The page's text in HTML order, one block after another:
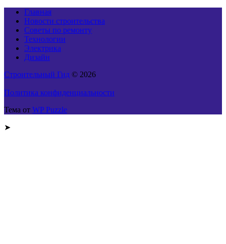
Главная
Новости строительства
Советы по ремонту
Технологии
Электрика
Дизайн
Строительный Гид © 2026
Политика конфиденциальности
Тема от WP Puzzle
➤